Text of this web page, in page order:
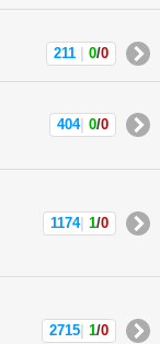
211 0/0
404| 0/0
1174| 1/0
2715 1/0